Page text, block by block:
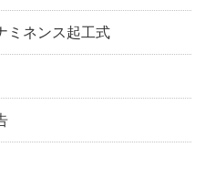
ミネンス起工式